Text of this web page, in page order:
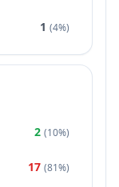
1 (4%)
2 (10%)
17 (81%)